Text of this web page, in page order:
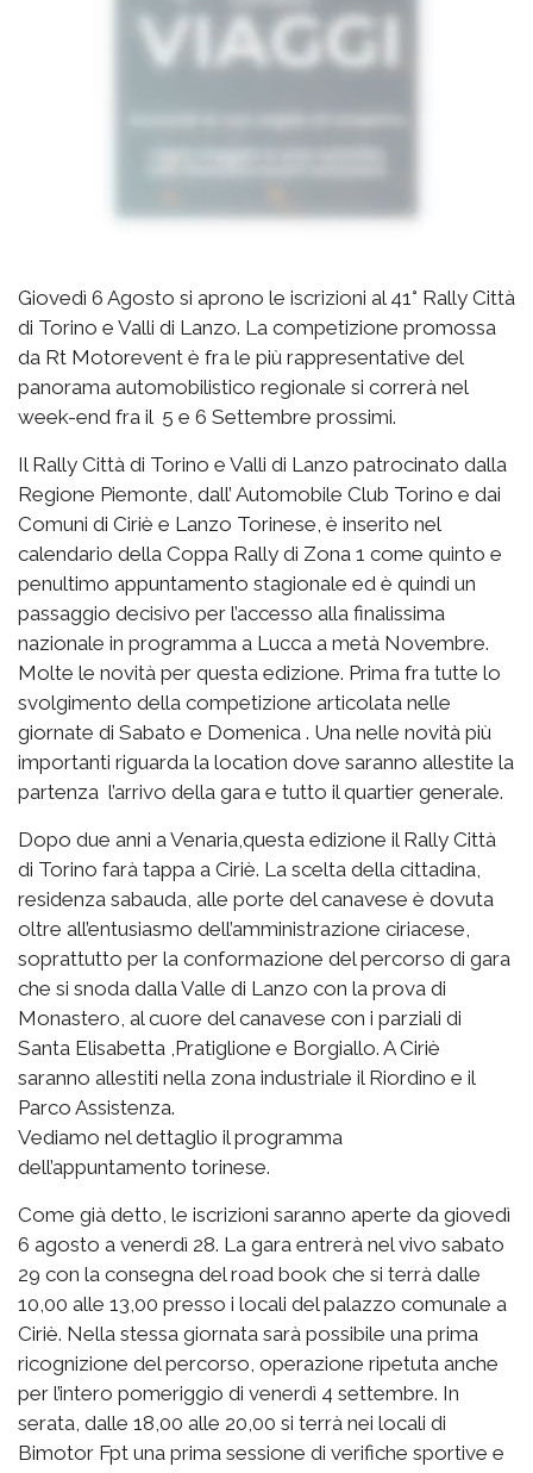
Giovedì 6 Agosto si aprono le iscrizioni al 41° Rally Città
di Torino e Valli di Lanzo. La competizione promossa
da Rt Motorevent è fra le più rappresentative del
panorama automobilistico regionale si correrà nel
week-end fra il 5 e 6 Settembre prossimi.
Il Rally Città di Torino e Valli di Lanzo patrocinato dalla
Regione Piemonte, dall’ Automobile Club Torino e dai
Comuni di Ciriè e Lanzo Torinese, è inserito nel
calendario della Coppa Rally di Zona 1 come quinto e
penultimo appuntamento stagionale ed è quindi un
passaggio decisivo per l’accesso alla finalissima
nazionale in programma a Lucca a metà Novembre.
Molte le novità per questa edizione. Prima fra tutte lo
svolgimento della competizione articolata nelle
giornate di Sabato e Domenica . Una nelle novità più
importanti riguarda la location dove saranno allestite la
partenza l’arrivo della gara e tutto il quartier generale.
Dopo due anni a Venaria,questa edizione il Rally Città
di Torino farà tappa a Ciriè. La scelta della cittadina,
residenza sabauda, alle porte del canavese è dovuta
oltre all’entusiasmo dell’amministrazione ciriacese,
soprattutto per la conformazione del percorso di gara
che si snoda dalla Valle di Lanzo con la prova di
Monastero, al cuore del canavese con i parziali di
Santa Elisabetta ,Pratiglione e Borgiallo. A Ciriè
saranno allestiti nella zona industriale il Riordino e il
Parco Assistenza.
Vediamo nel dettaglio il programma
dell’appuntamento torinese.
Come già detto, le iscrizioni saranno aperte da giovedì
6 agosto a venerdì 28. La gara entrerà nel vivo sabato
29 con la consegna del road book che si terrà dalle
10,00 alle 13,00 presso i locali del palazzo comunale a
Ciriè. Nella stessa giornata sarà possibile una prima
ricognizione del percorso, operazione ripetuta anche
per l’intero pomeriggio di venerdì 4 settembre. In
serata, dalle 18,00 alle 20,00 si terrà nei locali di
Bimotor Fpt una prima sessione di verifiche sportive e